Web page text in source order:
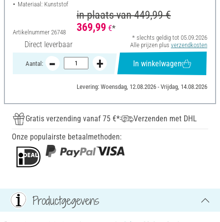
Materiaal: Kunststof
Artikelnummer 26748
Direct leverbaar
in plaats van449,99 €
369,99 €*
* slechts geldig tot 05.09.2026
Alle prijzen plus verzendkosten
Aantal: In winkelwagen
Levering: Woensdag, 12.08.2026 - Vrijdag, 14.08.2026
Gratis verzending vanaf 75 €*
Verzenden met DHL
Onze populairste betaalmethoden:
Productgegevens